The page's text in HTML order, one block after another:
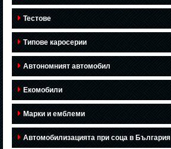
Тестове
Типове каросерии
Автономният автомобил
Екомобили
Марки и емблеми
Автомобилизацията при соца в България